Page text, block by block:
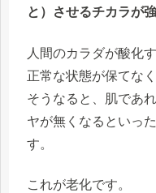
と）させるチカラが
人間のカラダが酸化
正常な状態が保てなく
そうなると、肌であ
ヤが無くなるといっ
す。
これが老化です。